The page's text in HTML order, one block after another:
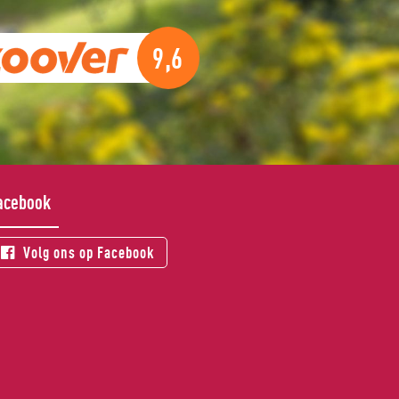
bungalow
Super nette en complete bungalow en een
rustige omgeving!
Fam. van Duijn, 17 oktober 2017 via
9,6
Volg ons op Facebook